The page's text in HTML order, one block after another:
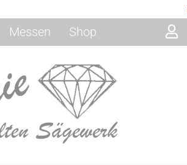
Messen Shop